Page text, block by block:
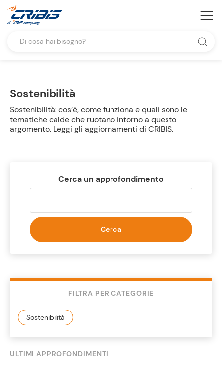
Sostenibilità
Sostenibilità: cos’è, come funziona e quali sono le
tematiche calde che ruotano intorno a questo
argomento. Leggi gli aggiornamenti di CRIBIS.
Cerca un approfondimento
Cerca
FILTRA PER CATEGORIE
ULTIMI APPROFONDIMENTI